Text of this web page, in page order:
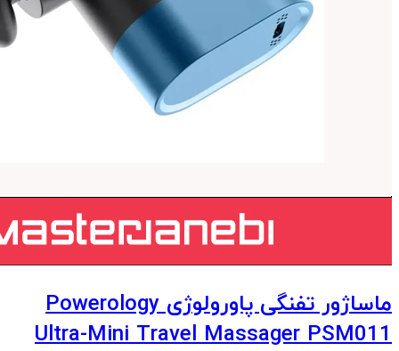
ماساژور تفنگی پاورولوژی Powerology
Ultra-Mini Travel Massager PSM011